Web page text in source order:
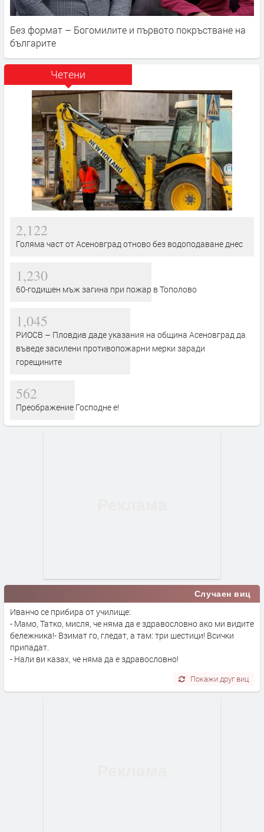
Без формат – Богомилите и първото покръстване на
българите
Четени
2,122
Голяма част от Асеновград отново без водоподаване днес
1,230
60-годишен мъж загина при пожар в Тополово
1,045
РИОСВ – Пловдив даде указания на община Асеновград да
въведе засилени противопожарни мерки заради
горещините
562
Преображение Господне е!
Случаен виц
Иванчо се прибира от училище:
- Мамо, Татко, мисля, че няма да е здравословно ако ми видите
бележника!- Взимат го, гледат, а там: три шестици! Всички
припадат.
- Нали ви казах, че няма да е здравословно!
Покажи друг виц